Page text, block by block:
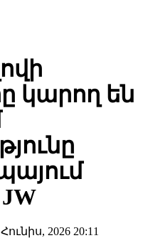
կարող են
2026 20:11